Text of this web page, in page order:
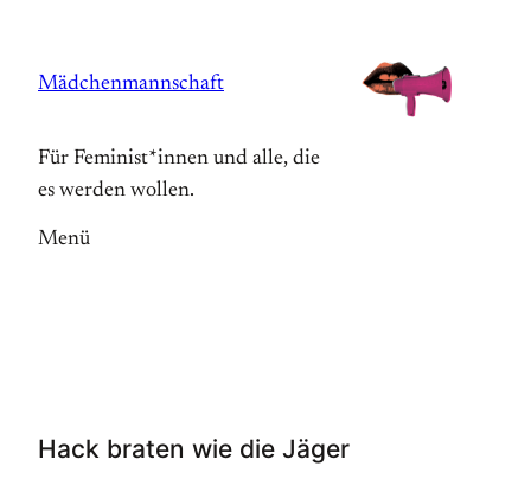
springen
Mädchenmannschaft
Für Feminist*innen und alle, die
es werden wollen.
Menü
Hack braten wie die Jäger